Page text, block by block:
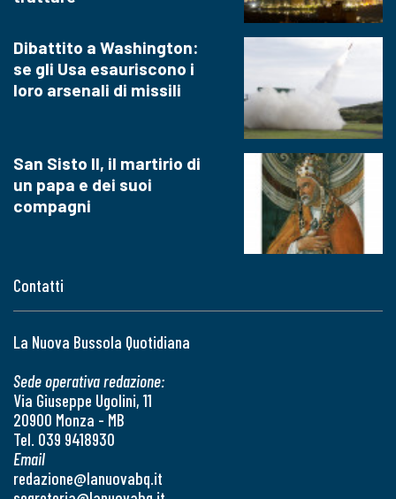
Contatti
La Nuova Bussola Quotidiana
Sede operativa redazione:
Via Giuseppe Ugolini, 11
20900 Monza - MB
Tel. 039 9418930
Email
redazione@lanuovabq.it
Dibattito a Washington:
se gli Usa esauriscono i
loro arsenali di missili
San Sisto II, il martirio di
un papa e dei suoi
compagni